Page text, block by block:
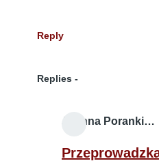
Reply
Replies
Joanna Poranki…